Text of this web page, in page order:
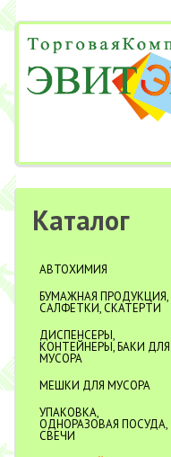
Каталог
АВТОХИМИЯ
БУМАЖНАЯ ПРОДУКЦИЯ,
САЛФЕТКИ, СКАТЕРТИ
ДИСПЕНСЕРЫ,
КОНТЕЙНЕРЫ, БАКИ ДЛЯ
МУСОРА
МЕШКИ ДЛЯ МУСОРА
УПАКОВКА,
ОДНОРАЗОВАЯ ПОСУДА,
СВЕЧИ